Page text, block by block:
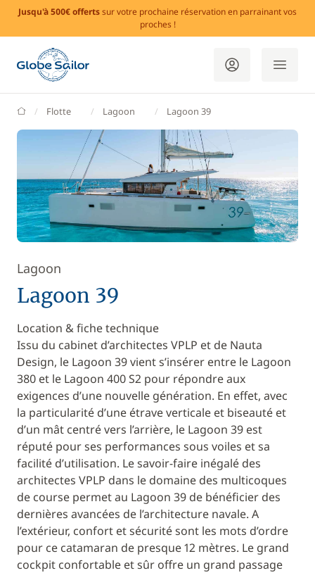
Jusqu'à 500€ offertssur votre prochaine réservation en parrainant vos
proches !
GlobeSailor
Flotte Lagoon Lagoon 39
Lagoon
Lagoon 39
Location & fiche technique
Issu du cabinet d’architectes VPLP et de Nauta
Design, le Lagoon 39 vient s’insérer entre le Lagoon
380 et le Lagoon 400 S2 pour répondre aux
exigences d’une nouvelle génération. En effet, avec
la particularité d’une étrave verticale et biseauté et
d’un mât centré vers l’arrière, le Lagoon 39 est
réputé pour ses performances sous voiles et sa
facilité d’utilisation. Le savoir-faire inégalé des
architectes VPLP dans le domaine des multicoques
de course permet au Lagoon 39 de bénéficier des
dernières avancées de l’architecture navale. A
l’extérieur, confort et sécurité sont les mots d’ordre
pour ce catamaran de presque 12 mètres. Le grand
cockpit confortable et sûr offre un grand passage